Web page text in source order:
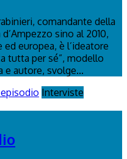
comandante della
sino al 2010,
europea, è l’ideatore
tutta per sé”, modello
e autore, svolge...
Interviste